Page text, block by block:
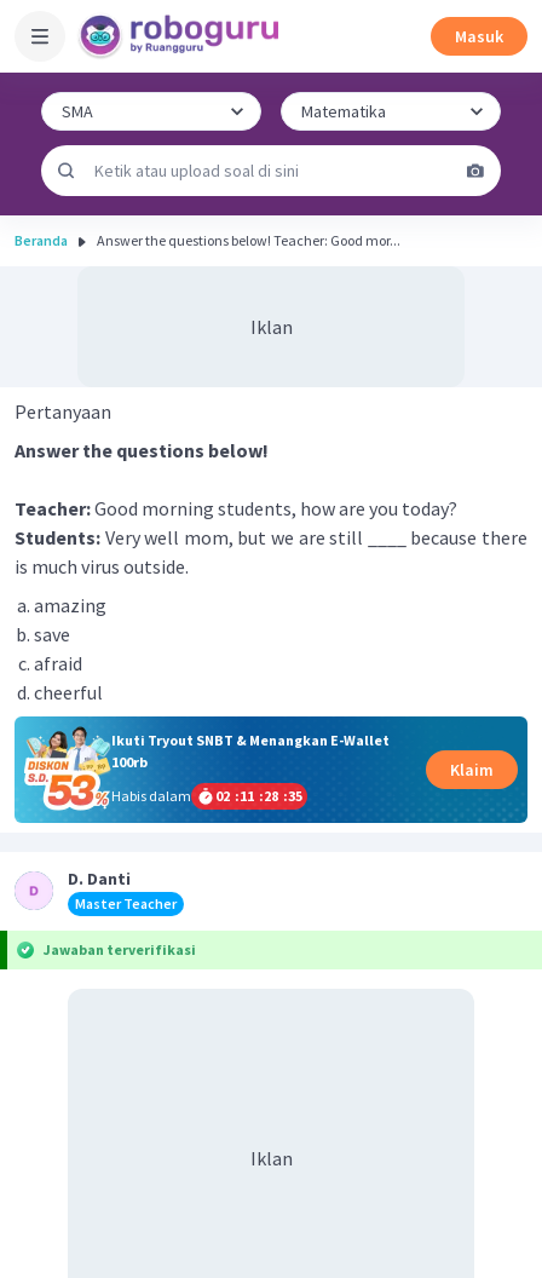
Masuk
Beranda Answer the questions below! Teacher: Good mor...
Iklan
Pertanyaan
Answer the questions below!
Teacher:Good morning students, how are you today?
Students: Very well mom, but we are still ____ because there
is much virus outside.
amazing
save
afraid
cheerful
Ikuti Tryout SNBT & Menangkan E-Wallet
100rb
Habis dalam
02 :11 :28 :34
Klaim
D. Danti
Master Teacher
Jawaban terverifikasi
Iklan